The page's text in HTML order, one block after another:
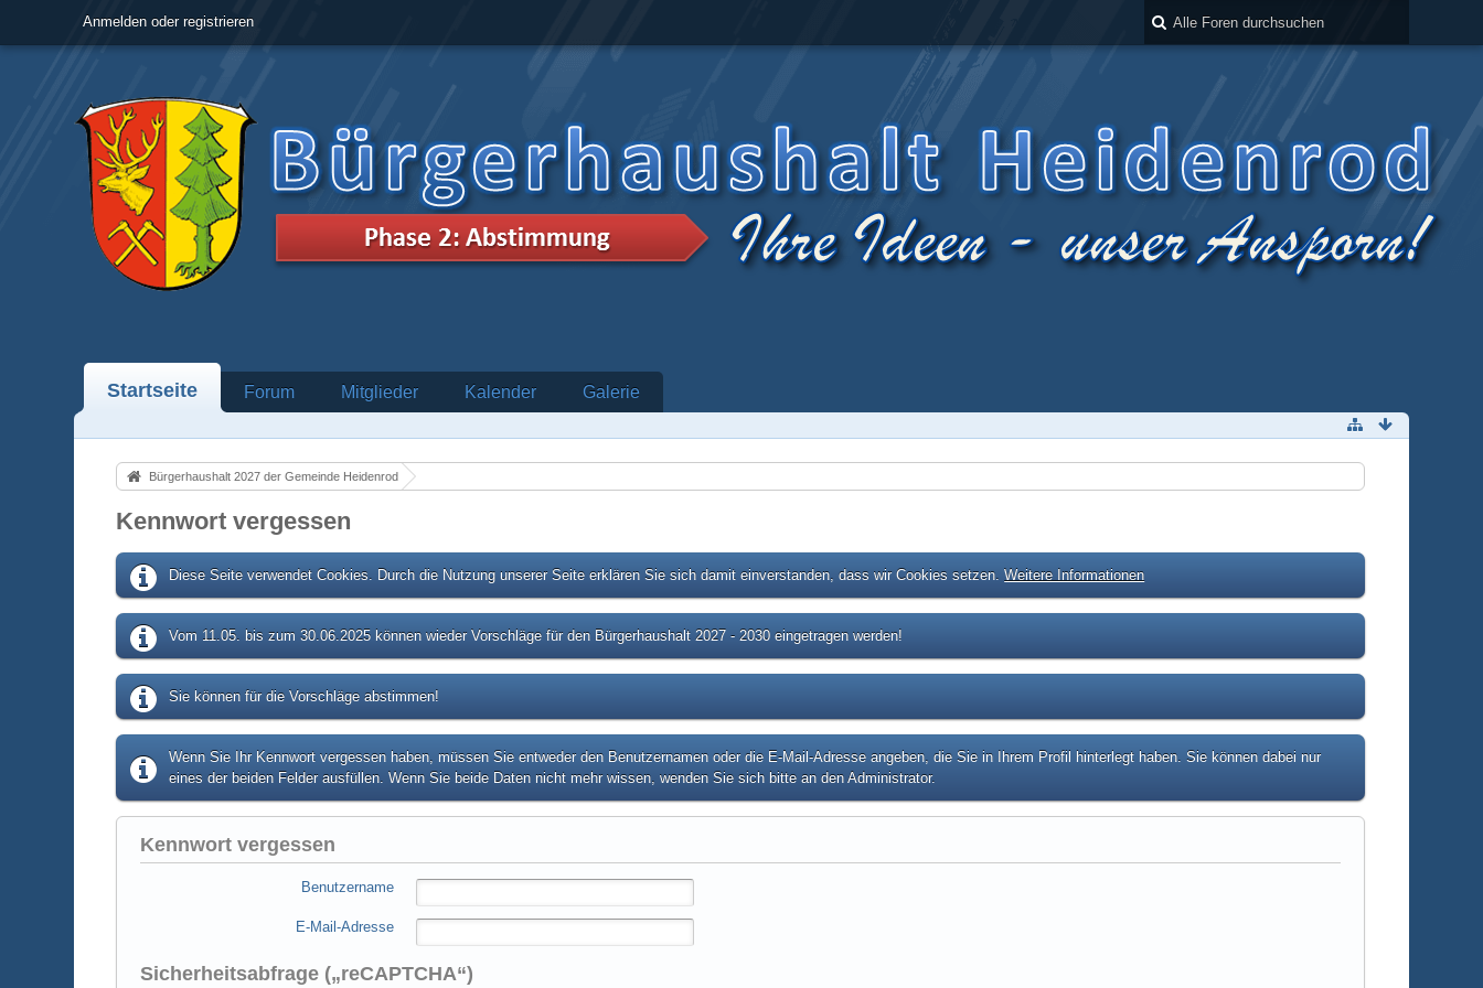
Anmelden oder registrieren
Startseite Forum Mitglieder Kalender Galerie
Bürgerhaushalt 2027 der Gemeinde Heidenrod
Kennwort vergessen
Diese Seite verwendet Cookies. Durch die Nutzung unserer Seite erklären Sie sich damit einverstanden, dass wir Cookies setzen.Weitere Informationen
Vom 11.05. bis zum 30.06.2025 können wieder Vorschläge für den Bürgerhaushalt 2027 - 2030 eingetragen werden!
Sie können für die Vorschläge abstimmen!
Wenn Sie Ihr Kennwort vergessen haben, müssen Sie entweder den Benutzernamen oder die E-Mail-Adresse angeben, die Sie in Ihrem Profil hinterlegt haben. Sie können dabei nur
eines der beiden Felder ausfüllen. Wenn Sie beide Daten nicht mehr wissen, wenden Sie sich bitte an den Administrator.
Kennwort vergessen
Benutzername
E-Mail-Adresse
Sicherheitsabfrage („reCAPTCHA“)